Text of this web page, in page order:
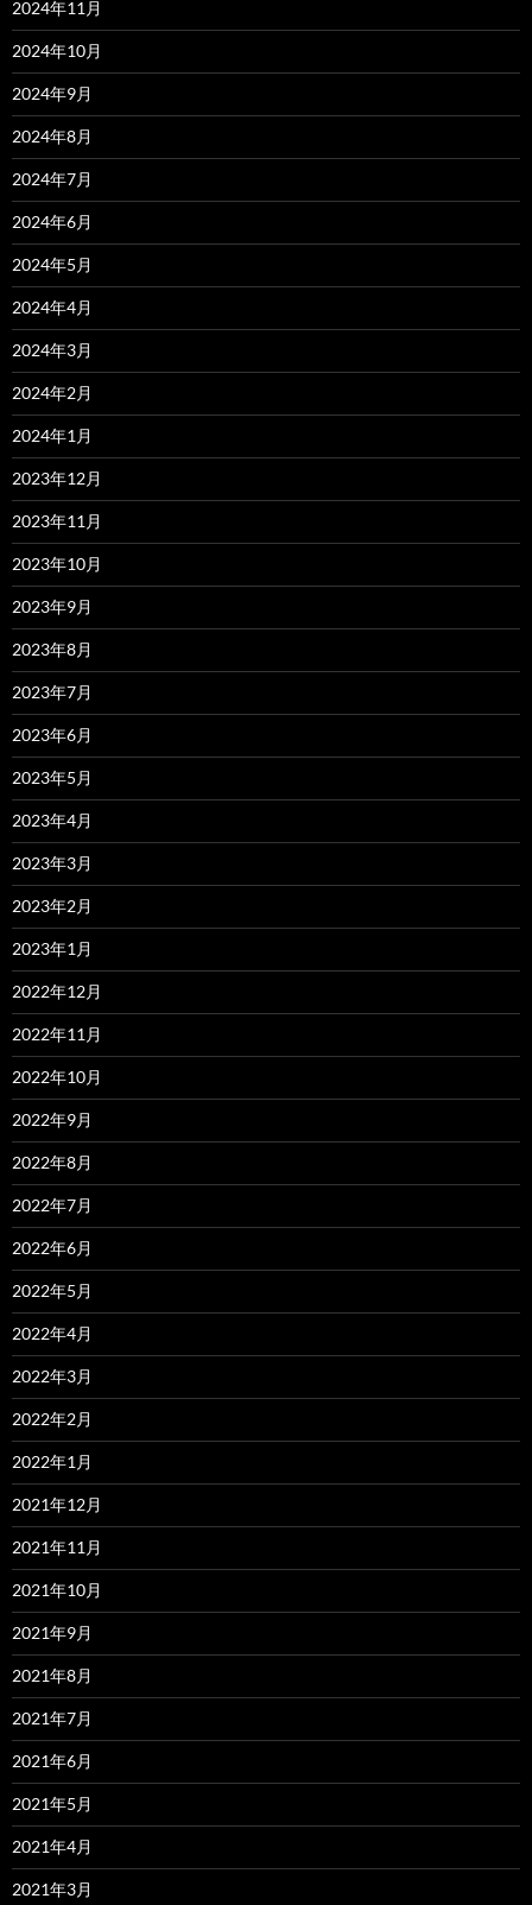
2024年11月
2024年10月
2024年9月
2024年8月
2024年7月
2024年6月
2024年5月
2024年4月
2024年3月
2024年2月
2024年1月
2023年12月
2023年11月
2023年10月
2023年9月
2023年8月
2023年7月
2023年6月
2023年5月
2023年4月
2023年3月
2023年2月
2023年1月
2022年12月
2022年11月
2022年10月
2022年9月
2022年8月
2022年7月
2022年6月
2022年5月
2022年4月
2022年3月
2022年2月
2022年1月
2021年12月
2021年11月
2021年10月
2021年9月
2021年8月
2021年7月
2021年6月
2021年5月
2021年4月
2021年3月